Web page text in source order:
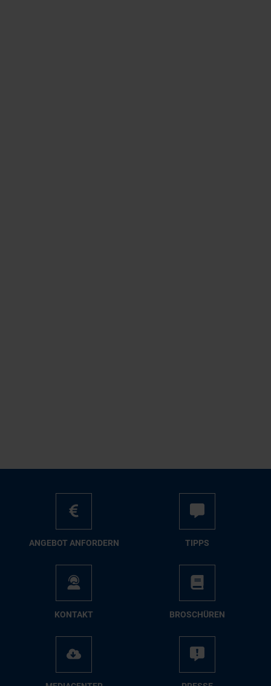
AN­GE­BOT AN­FOR­DERN TIPPS
KON­TAKT BRO­SCHÜ­REN